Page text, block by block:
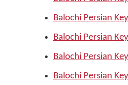
Balochi Persian
Balochi Persian
Balochi Persian
Balochi Persian